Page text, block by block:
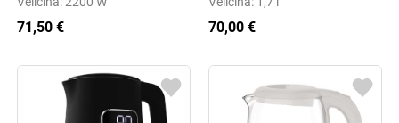
71,50 € 70,00 €